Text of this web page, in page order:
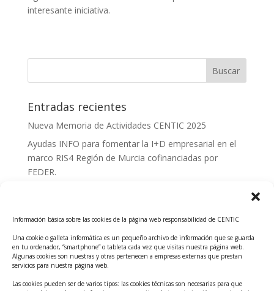
Información básica sobre las cookies de la página web responsabilidad de CENTIC
Una cookie o galleta informática es un pequeño archivo de información que se guarda
en tu ordenador, “smartphone” o tableta cada vez que visitas nuestra página web.
Algunas cookies son nuestras y otras pertenecen a empresas externas que prestan
servicios para nuestra página web.
Las cookies pueden ser de varios tipos: las cookies técnicas son necesarias para que
interesante iniciativa.
Entradas recientes
Nueva Memoria de Actividades CENTIC 2025
Ayudas INFO para fomentar la I+D empresarial en el
marco RIS4 Región de Murcia cofinanciadas por
FEDER.
Tecnológicos 2ª ed.
Ayudas INFO para el apoyo a las empresas
innovadoras con potencial tecnológico y escalables
Convocatoria Cheque de Innovación. Ayudas INFO
para la contratación de servicios de Innovación y